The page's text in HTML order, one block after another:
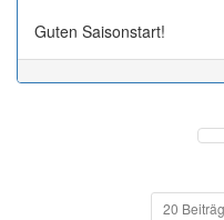
Guten Saisonstart!
20